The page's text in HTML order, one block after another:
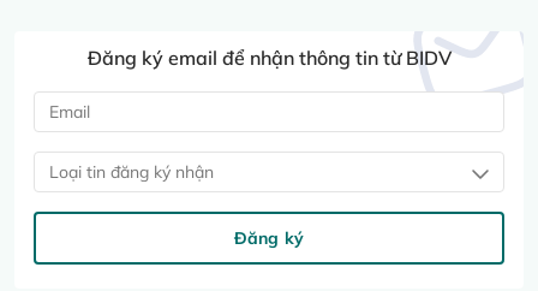
Đăng ký email để nhận thông tin từ BIDV
Loại tin đăng ký nhận
Đăng ký